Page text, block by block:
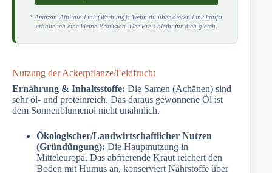
* Amazon-Affiliate-Link (Werbung): Wenn du über diesen Link kaufst,
erhalte ich eine kleine Provision. Der Preis bleibt für dich gleich.
Nutzung der Ackerpflanze/Feldfrucht
Ernährung & Inhaltsstoffe: Die Samen (Achänen) sind
sehr öl- und proteinreich. Das daraus gewonnene Öl ist
dem Sonnenblumenöl nicht unähnlich.
Ökologischer/Landwirtschaftlicher Nutzen
(Gründüngung): Die Hauptnutzung in
Mitteleuropa. Das abfrierende Kraut reichert den
Boden mit Humus an, konserviert Nährstoffe über